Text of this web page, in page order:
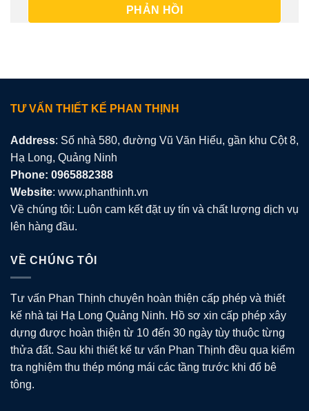
TƯ VẤN THIẾT KẾ PHAN THỊNH
Address: Số nhà 580, đường Vũ Văn Hiếu, gần khu Cột 8,
Hạ Long, Quảng Ninh
Phone: 0965882388
Website: www.phanthinh.vn
Về chúng tôi: Luôn cam kết đặt uy tín và chất lượng dịch vụ
lên hàng đầu.
VỀ CHÚNG TÔI
Tư vấn Phan Thịnh chuyên hoàn thiện cấp phép và thiết
kế nhà tại Hạ Long Quảng Ninh. Hồ sơ xin cấp phép xây
dựng được hoàn thiện từ 10 đến 30 ngày tùy thuộc từng
thửa đất. Sau khi thiết kế tư vấn Phan Thịnh đều qua kiểm
tra nghiệm thu thép móng mái các tầng trước khi đổ bê
tông.